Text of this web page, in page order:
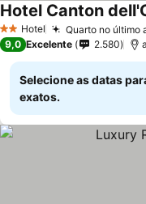
2 Estrelas
Hotel Quarto no último
Hotel Canton
9,0 Excelente 2.580
Selecione as datas
exatos.